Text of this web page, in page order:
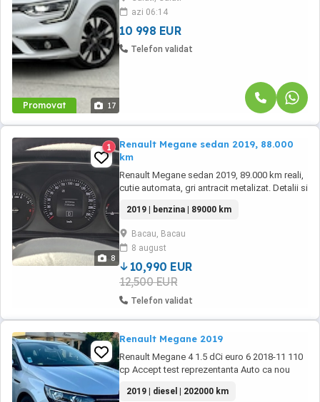
Promovat 17
Transport la domiciliu, în funcție de distanță
Contactează-ne ...
azi 06:14
10 998 EUR
Telefon validat
8
1
Renault Megane sedan 2019, 88.000
km
Renault Megane sedan 2019, 89.000 km reali,
cutie automata, gri antracit metalizat. Detalii si
Functioneaza impecabil Cauciucuri iarna-vara
Pret negociabil doar langa masina Fiscal pe
loc
2019 | benzina | 89000 km
Bacau, Bacau
8 august
10,990 EUR
12,500 EUR
Telefon validat
Renault Megane 2019
Renault Megane 4 1.5 dCi euro 6 2018-11 110
cp Accept test reprezentanta Auto ca nou
Anvelope noi all season Cutie automata Apple
2019 | diesel | 202000 km